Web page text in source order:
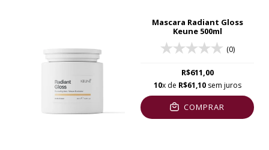
Mascara Radiant Gloss
Keune 500ml
(0)
R$611,00
10x de R$61,10sem juros
COMPRAR